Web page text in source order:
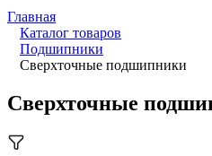
Главная
Каталог товаров
Подшипники
Сверхточные подшипники
Сверхточные